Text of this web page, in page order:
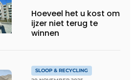
Hoeveel het u kost om
ijzer niet terug te
winnen
SLOOP & RECYCLING